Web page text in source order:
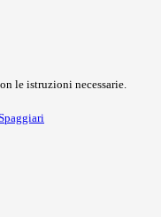
le istruzioni necessarie.